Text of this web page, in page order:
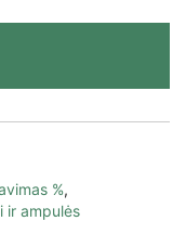
%,
ir ampulės